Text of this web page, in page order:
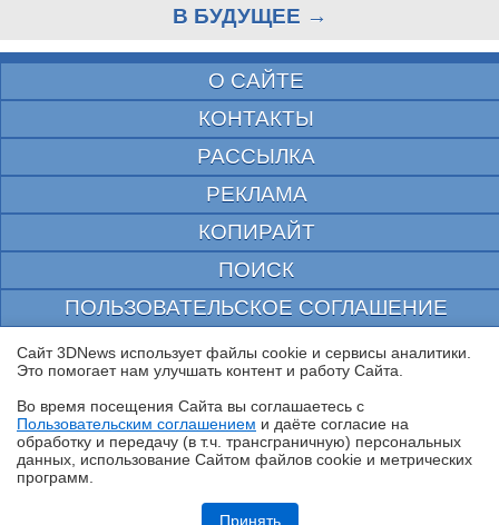
Обзор HUAWEI MatePad SE 11" (2026): тонкий металлический
планшет с раритетной начинкой
В БУДУЩЕЕ →
О САЙТЕ
КОНТАКТЫ
РАССЫЛКА
РЕКЛАМА
КОПИРАЙТ
ПОИСК
ПОЛЬЗОВАТЕЛЬСКОЕ СОГЛАШЕНИЕ
ЗАЩИЩЕНО CURATOR
© 1997—2026 Электронное периодическое издание "3ДНьюс" | Свидетельство о
выдано Федеральной Службой по надзору за соблюдением законодательства в сфере
массовых коммуникаций и охране культурного наследия
При цитировании документа ссылка на сайт с указанием автора обязательна. Полное
заимствование документа является нарушением
российского и международного законодательства и возможно только с согласия
Сайт 3DNews использует файлы cookie и сервисы аналитики.
Это помогает нам улучшать контент и работу Cайта.
Во время посещения Cайта вы соглашаетесь с
Пользовательским соглашением и даёте согласие на
обработку и передачу (в т.ч. трансграничную) персональных
данных, использование Cайтом файлов cookie и метрических
программ.
Принять